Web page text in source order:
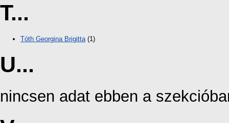
T...
Tóth Georgina Brigitta(1)
U...
nincsen adat ebben a